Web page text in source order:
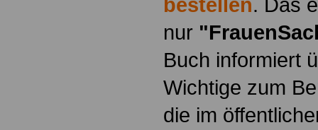
bestellen. Das
nur
Buch informiert
Wichtige zum
die im